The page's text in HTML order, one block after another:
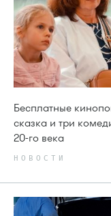
Бесплатные
сказка и три
20-го века
НОВОСТИ